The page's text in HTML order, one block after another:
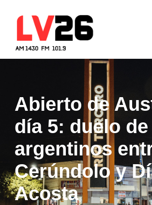
content
Abierto de
día 5: duelo de
argentinos
Cerúndolo y
Acosta